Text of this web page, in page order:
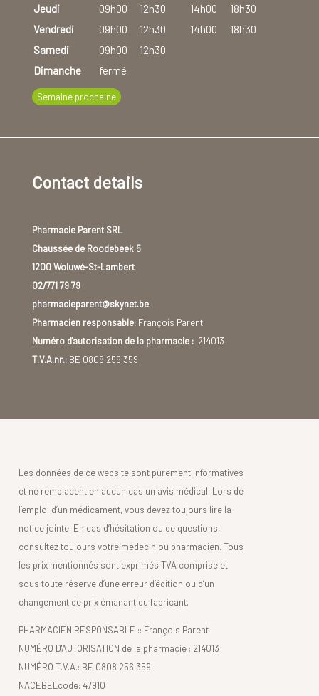
Jeudi
09h00 12h30 14h00
18h30
Vendredi
09h00 12h30 14h00
18h30
Samedi
09h00
12h30
Dimanche
fermé
Semaine prochaine
Contact details
Pharmacie Parent SRL
Chaussée de Roodebeek 5
1200 Woluwé-St-Lambert
02/771 79 79
pharmacieparent@skynet.be
Pharmacien responsable:François Parent
Numéro d'autorisation de la pharmacie :214013
T.V.A.nr.:BE 0808 256 359
Les données de ce website sont purement informatives
et ne remplacent en aucun cas un avis médical. Lors de
l’emploi d’un médicament, vous devez toujours lire la
notice jointe. En cas d’hésitation ou de questions,
consultez toujours votre médecin ou pharmacien. Tous
les prix mentionnés sont exprimés TVA comprise et
sous toute réserve d’une erreur d’édition ou d’un
changement de prix émanant du fabricant.
PHARMACIEN RESPONSABLE :: François Parent
NUMÉRO D'AUTORISATION de la pharmacie : 214013
NUMÉRO T.V.A.: BE 0808 256 359
NACEBELcode: 47910